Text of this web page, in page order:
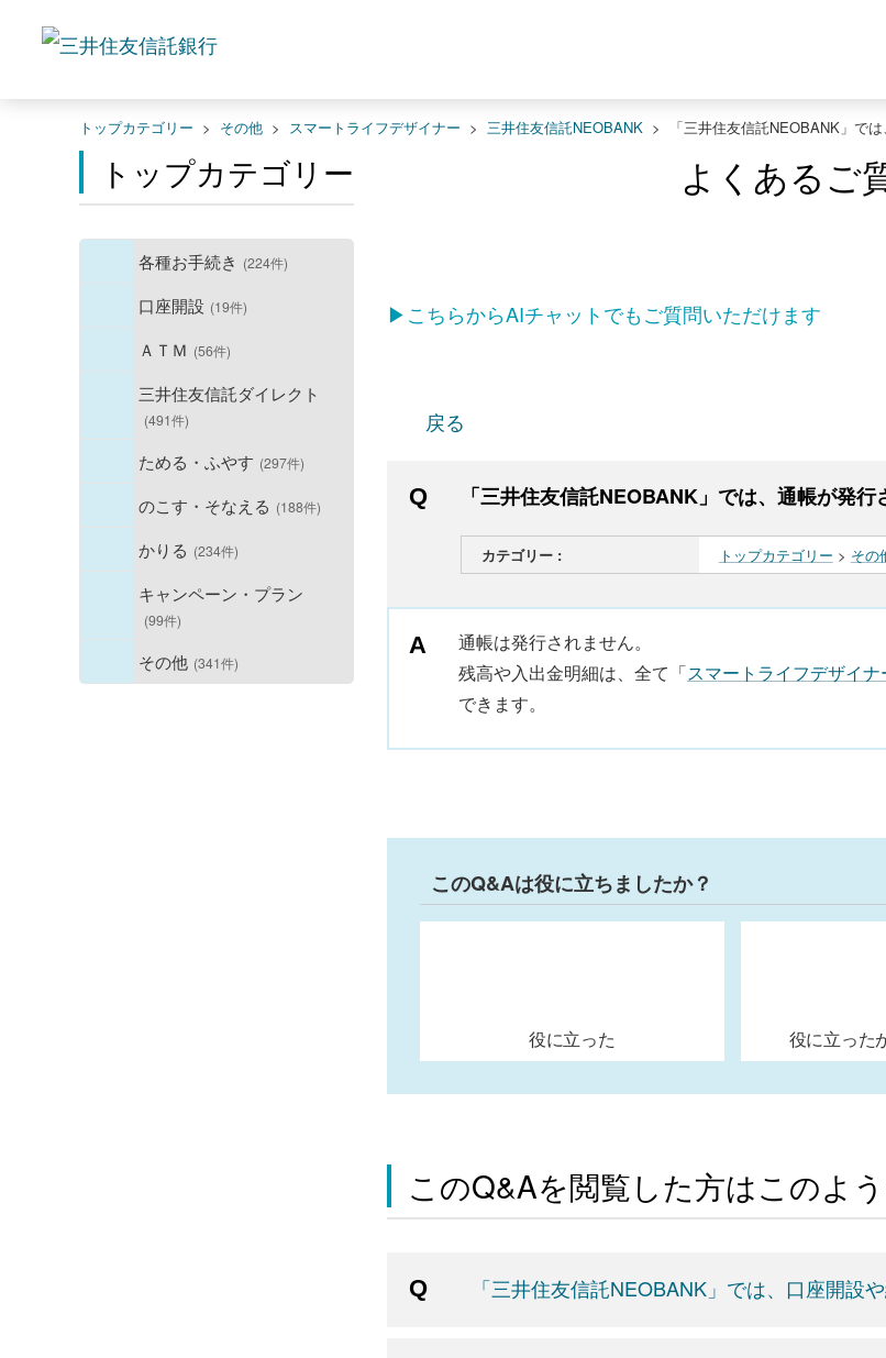
トップカテゴリー > その他 > スマートライフデザイナー > 三井住友信託NEOBANK > 「三井住友信託NEOBANK」で
トップカテゴリー
各種お手続き (224件)
口座開設 (19件)
ＡＴＭ (56件)
三井住友信託ダイレクト
(491件)
ためる・ふやす (297件)
のこす・そなえる (188件)
かりる (234件)
キャンペーン・プラン
(99件)
その他 (341件)
よくあるご
▶こちらからAIチャットでもご質問いただけます
戻る
「三井住友信託NEOBANK」では、通帳が発行
カテゴリー : トップカテゴリー > その
通帳は発行されません。
残高や入出金明細は、全て「スマートライフデザイナ
できます。
このQ&Aは役に立ちましたか？
役に立った 役に立った
このQ&Aを閲覧した方はこのよ
「三井住友信託NEOBANK」では、口座開設